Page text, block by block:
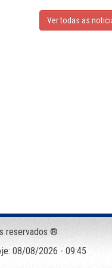
Ver todas as
reservados ®
08/08/2026 - 09:45